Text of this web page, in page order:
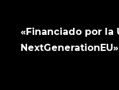
«Financiado por la
NextGenerationEU»